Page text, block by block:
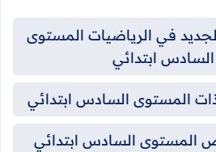
في الرياضيات المستوى
السادس ابتدائي
المستوى السادس ابتدائي
المستوى السادس ابتدائي